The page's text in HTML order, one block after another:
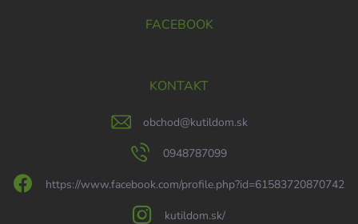
FACEBOOK
KONTAKT
obchod@kutildom.sk
0948787099
https://www.facebook.com/profile.php?id=61583720870742
kutildom.sk/